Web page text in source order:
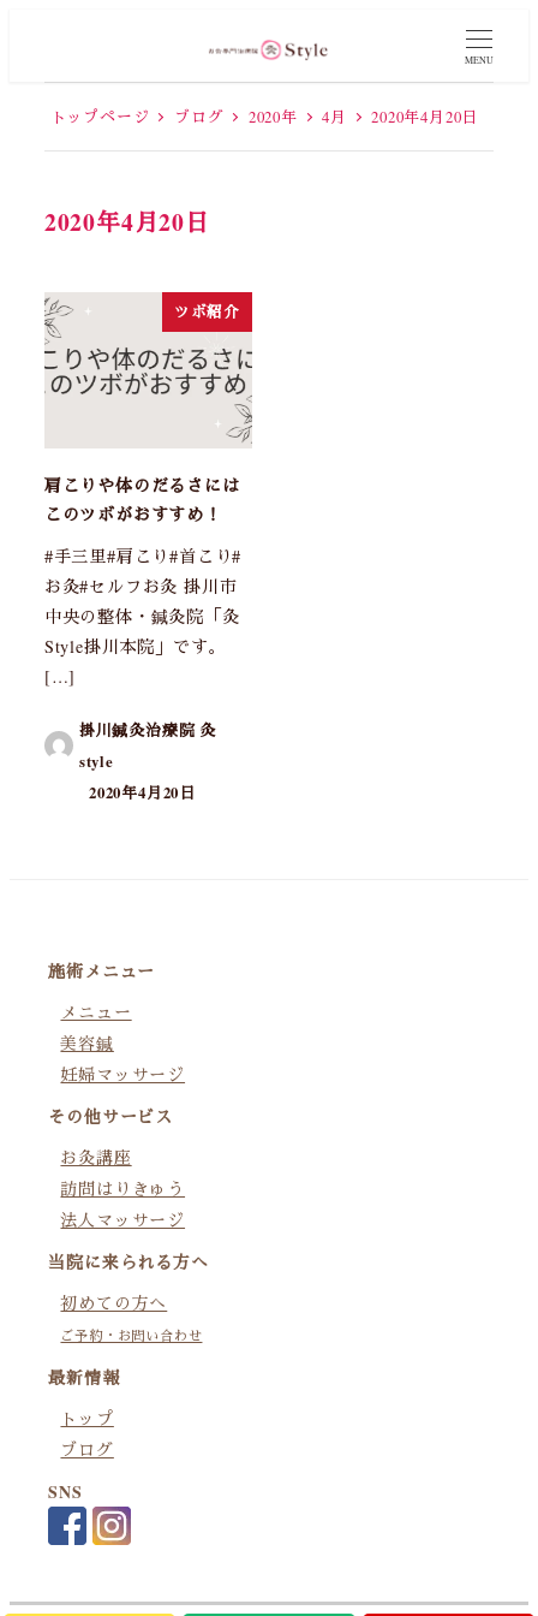
MENU
トップページ ブログ 2020年 4月 2020年4月20日
2020年4月20日
ツボ紹介
肩こりや体のだるさには
このツボがおすすめ！
#手三里#肩こり#首こり#
お灸#セルフお灸 掛川市
中央の整体・鍼灸院「灸
Style掛川本院」です。
[…]
掛川鍼灸治療院 灸
style
2020年4月20日
施術メニュー
メニュー
美容鍼
妊婦マッサージ
その他サービス
お灸講座
訪問はりきゅう
法人マッサージ
当院に来られる方へ
初めての方へ
ご予約・お問い合わせ
最新情報
トップ
ブログ
SNS